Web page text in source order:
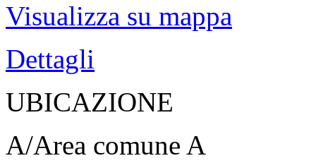
Visualizza su mappa
Dettagli
UBICAZIONE
A/Area comune A